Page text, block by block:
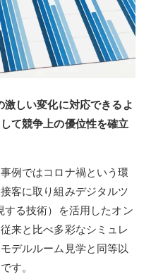
しい変化に対応できるよ
て競争上の優位性を確立
例ではコロナ禍という環
客に取り組みデジタルツ
る技術）を活用したオン
従来と比べ多彩なシミュレ
デルルーム見学と同等以
す。